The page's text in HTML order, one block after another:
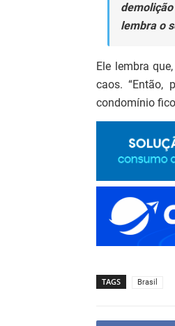
lembra o
Ele lembra
caos. “Então,
condomínio
TAGS Brasil